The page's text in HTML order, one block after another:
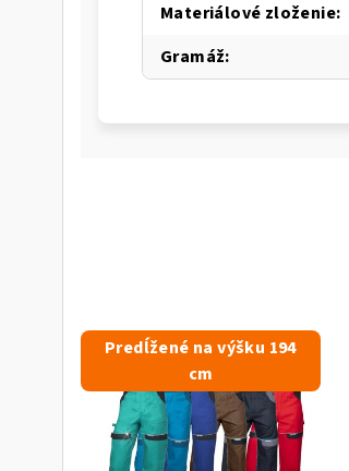
Materiálové zloženie:
Gramáž:
Predĺžené na výšku 194
cm